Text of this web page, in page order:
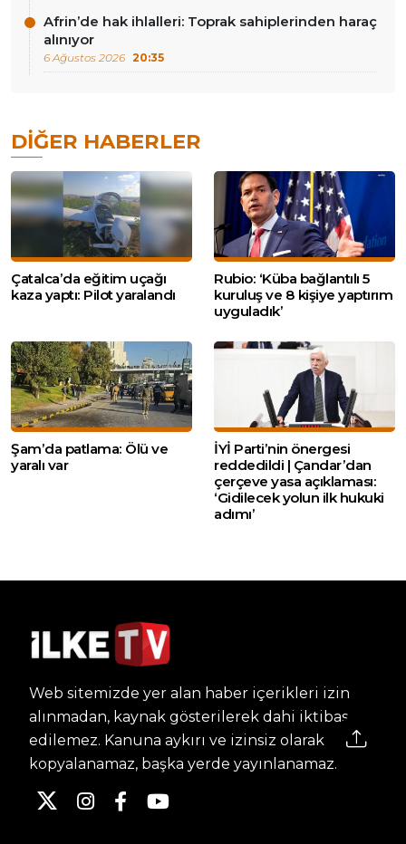
Afrin’de hak ihlalleri: Toprak sahiplerinden haraç
alınıyor
6 Ağustos 2026 20:35
DIĞER HABERLER
Çatalca’da eğitim uçağı
kaza yaptı: Pilot yaralandı
Rubio: ‘Küba bağlantılı 5
kuruluş ve 8 kişiye yaptırım
uyguladık’
Şam’da patlama: Ölü ve
yaralı var
İYİ Parti’nin önergesi
reddedildi | Çandar’dan
çerçeve yasa açıklaması:
‘Gidilecek yolun ilk hukuki
adımı’
Web sitemizde yer alan haber içerikleri izin
alınmadan, kaynak gösterilerek dahi iktibas
edilemez. Kanuna aykırı ve izinsiz olarak
kopyalanamaz, başka yerde yayınlanamaz.